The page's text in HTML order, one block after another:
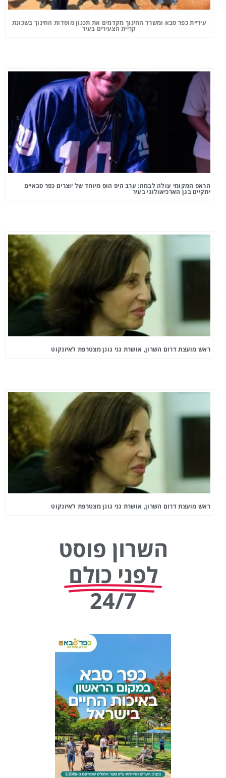
עיריית כפר סבא ומשרד החינוך מקדמים את תכנון מוסדות החינוך בשכונת
קריית הצעירים בעיר
הראפ המקומי עולה לבמה: ערב היפ הופ מיוחד של יוצרים כפר סבאיים
יתקיים בגן הארכיאולוגי בעיר
ראש מועצת דרום השרון, אושרת גני גונן מצטרפת לאיזנקוט
ראש מועצת דרום השרון, אושרת גני גונן מצטרפת לאיזנקוט
השרון פוסט
לפני כולם
24/7